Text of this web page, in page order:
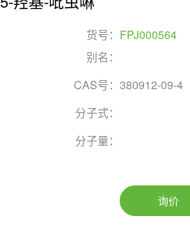
货号： FPJ000564
别名：
CAS号： 380912-09-4
分子式：
分子量：
询价